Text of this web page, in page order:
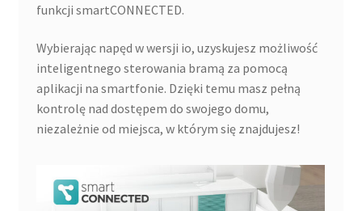
funkcji smartCONNECTED.
Wybierając napęd w wersji io, uzyskujesz możliwość
inteligentnego sterowania bramą za pomocą
aplikacji na smartfonie. Dzięki temu masz pełną
kontrolę nad dostępem do swojego domu,
niezależnie od miejsca, w którym się znajdujesz!